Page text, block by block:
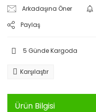
Arkadaşına Öner
Paylaş
5 Günde Kargoda
Karşılaştır
Ürün Bilgisi